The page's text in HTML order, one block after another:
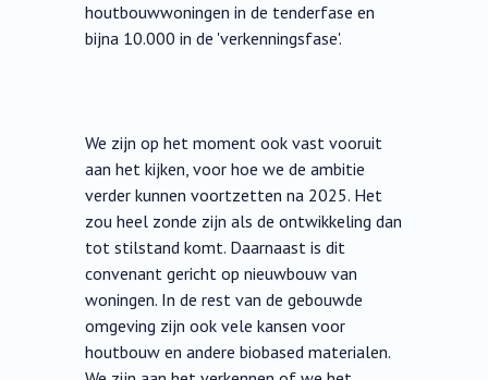
houtbouwwoningen in de tenderfase en
bijna 10.000 in de 'verkenningsfase'.
We zijn op het moment ook vast vooruit
aan het kijken, voor hoe we de ambitie
verder kunnen voortzetten na 2025. Het
zou heel zonde zijn als de ontwikkeling dan
tot stilstand komt. Daarnaast is dit
convenant gericht op nieuwbouw van
woningen. In de rest van de gebouwde
omgeving zijn ook vele kansen voor
houtbouw en andere biobased materialen.